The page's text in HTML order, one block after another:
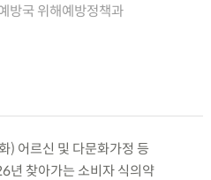
방국 위해예방정책과
) 어르신 및 다문화가정 등
년 찾아가는 소비자 식의약